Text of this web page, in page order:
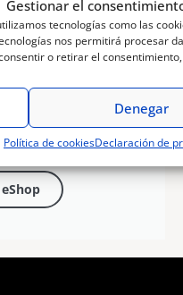
Gestionar el
tecnologías como las
nos permitirá procesar
o retirar el
Denegar
Política de cookiesDeclaración de
para encontrar
Lumix y